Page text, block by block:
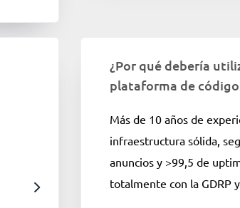
¿Por qué debería
plataforma de
Más de 10 años de
infraestructura sólida,
anuncios y >99,5 de
totalmente con la GDRP y